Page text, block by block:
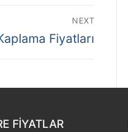
NEXT
Fiyatları
FIYATLAR